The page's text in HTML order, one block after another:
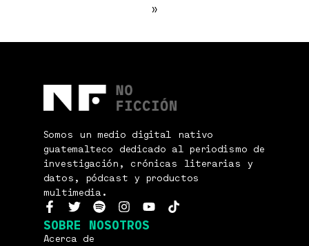
»
Somos un medio digital nativo
guatemalteco dedicado al periodismo de
investigación, crónicas literarias y
datos, pódcast y productos
multimedia.
SOBRE NOSOTROS
Acerca de